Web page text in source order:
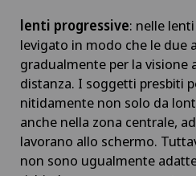
lenti progressive: nelle
levigato in modo che le due
gradualmente per la visione
distanza. I soggetti presbiti
nitidamente non solo da
anche nella zona centrale,
lavorano allo schermo.
non sono ugualmente